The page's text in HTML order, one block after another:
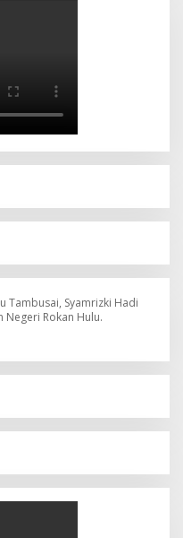
Tambusai, Syamrizki Hadi
Negeri Rokan Hulu.